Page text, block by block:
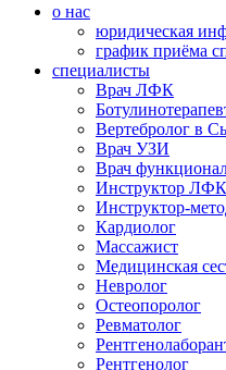
о нас
юридическая
график приёма
специалисты
Врач ЛФК
Вертебролог в
Врач УЗИ
Врач
Инструктор ЛФК
Инструктор-
Кардиолог
Массажист
Медицинская
Невролог
Остеопоролог
Ревматолог
Рентгенолог